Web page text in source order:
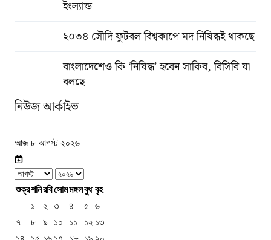
ইংল্যান্ড
২০৩৪ সৌদি ফুটবল বিশ্বকাপে মদ নিষিদ্ধই থাকছে
বাংলাদেশেও কি ‘নিষিদ্ধ’ হবেন সাকিব, বিসিবি যা
বলছে
নিউজ আর্কাইভ
আজ ৮ আগস্ট ২০২৬
শুক্রশনিরবিসোমমঙ্গলবুধ বৃহ
১
২ ৩ ৪ ৫
৬
৭
৮ ৯ ১০ ১১ ১২ ১৩